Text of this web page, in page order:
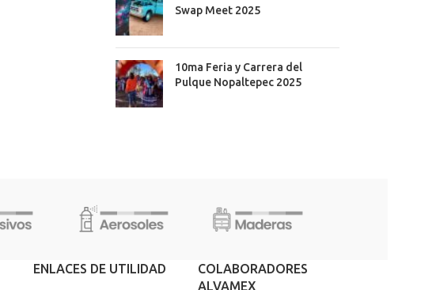
Swap Meet 2025
10ma Feria y Carrera del
Pulque Nopaltepec 2025
ENLACES DE UTILIDAD
COLABORADORES
ALVAMEX